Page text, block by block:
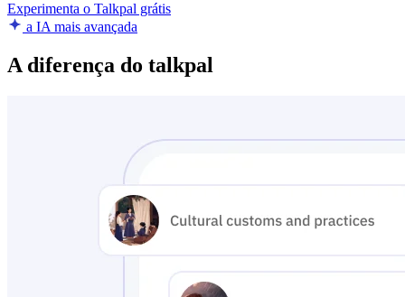
Experimenta o Talkpal grátis
a IA mais avançada
A diferença do talkpal